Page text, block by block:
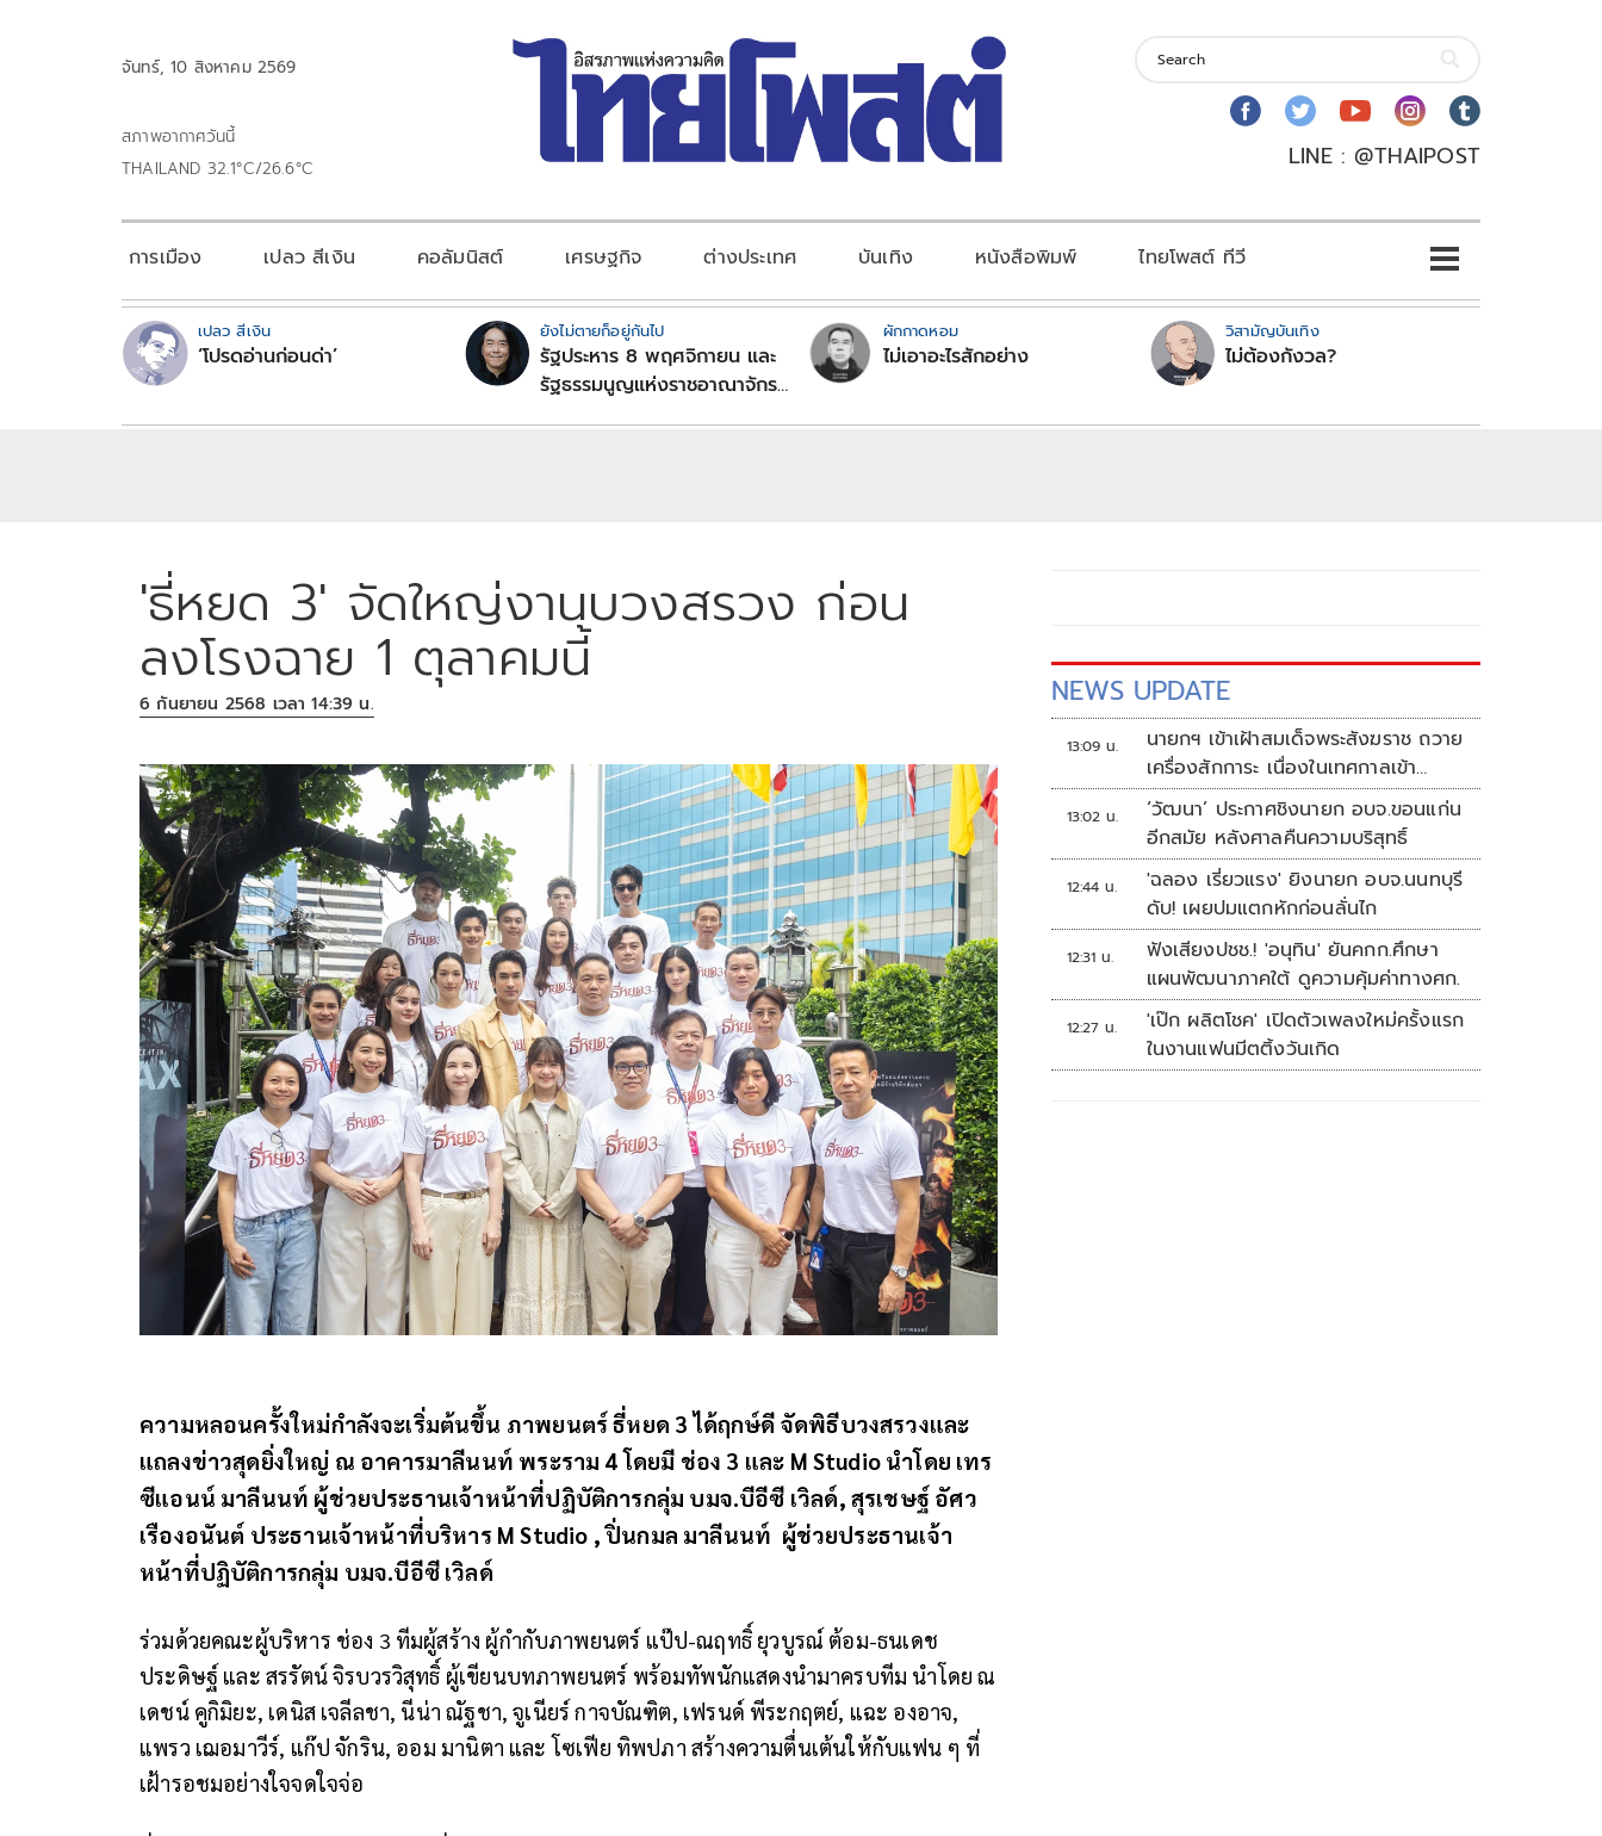
จันทร์, 10 สิงหาคม 2569
สภาพอากาศวันนี้
THAILAND 32.1°C/26.6°C
LINE : @THAIPOST
การเมือง เปลว สีเงิน คอลัมนิสต์ เศรษฐกิจ ต่างประเทศ บันเทิง หนังสือพิมพ์ ไทยโพสต์ ทีวี
เปลว สีเงิน
‘โปรดอ่านก่อนด่า’
ยังไม่ตายก็อยู่กันไป
รัฐประหาร 8 พฤศจิกายน และ
รัฐธรรมนูญแห่งราชอาณาจักร
ผักกาดหอม
ไม่เอาอะไรสักอย่าง
วิสามัญบันเทิง
ไม่ต้องกังวล?
'ธี่หยด 3' จัดใหญ่งานบวงสรวง ก่อน
ลงโรงฉาย 1 ตุลาคมนี้
6 กันยายน 2568 เวลา 14:39 น.
ความหลอนครั้งใหม่กำลังจะเริ่มต้นขึ้น ภาพยนตร์ ธี่หยด 3 ได้ฤกษ์ดี จัดพิธีบวงสรวงและ
แถลงข่าวสุดยิ่งใหญ่ ณ อาคารมาลีนนท์ พระราม 4 โดยมี ช่อง 3 และ M Studio นำโดย เทร
ซีแอนน์ มาลีนนท์ ผู้ช่วยประธานเจ้าหน้าที่ปฏิบัติการกลุ่ม บมจ.บีอีซี เวิลด์, สุรเชษฐ์ อัศว
เรืองอนันต์ ประธานเจ้าหน้าที่บริหาร M Studio , ปิ่นกมล มาลีนนท์ ผู้ช่วยประธานเจ้า
หน้าที่ปฏิบัติการกลุ่ม บมจ.บีอีซี เวิลด์
ร่วมด้วยคณะผู้บริหาร ช่อง 3 ทีมผู้สร้าง ผู้กำกับภาพยนตร์ แป๊ป-ณฤทธิ์ ยุวบูรณ์ ต้อม-ธนเดช
ประดิษฐ์ และ สรรัตน์ จิรบวรวิสุทธิ์ ผู้เขียนบทภาพยนตร์ พร้อมทัพนักแสดงนำมาครบทีม นำโดย ณ
เดชน์ คูกิมิยะ, เดนิส เจลีลชา, นีน่า ณัฐชา, จูเนียร์ กาจบัณฑิต, เฟรนด์ พีระกฤตย์, แฉะ องอาจ,
แพรว เฌอมาวีร์, แก๊ป จักริน, ออม มานิตา และ โซเฟีย ทิพปภา สร้างความตื่นเต้นให้กับแฟน ๆ ที่
เฝ้ารอชมอย่างใจจดใจจ่อ
NEWS UPDATE
13:09 น.
นายกฯ เข้าเฝ้าสมเด็จพระสังฆราช ถวาย
เครื่องสักการะ เนื่องในเทศกาลเข้า
พรรษา ประจำปี 2569
13:02 น.
‘วัฒนา’ ประกาศชิงนายก อบจ.ขอนแก่น
อีกสมัย หลังศาลคืนความบริสุทธิ์
12:44 น.
'ฉลอง เรี่ยวแรง' ยิงนายก อบจ.นนทบุรี
ดับ! เผยปมแตกหักก่อนลั่นไก
12:31 น.
ฟังเสียงปชช.! 'อนุทิน' ยันคกก.ศึกษา
แผนพัฒนาภาคใต้ ดูความคุ้มค่าทางศก.
12:27 น.
'เป๊ก ผลิตโชค' เปิดตัวเพลงใหม่ครั้งแรก
ในงานแฟนมีตติ้งวันเกิด